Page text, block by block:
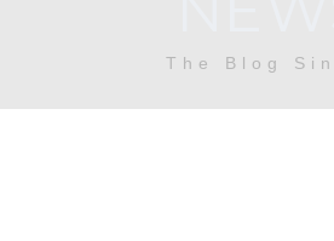
The Blog